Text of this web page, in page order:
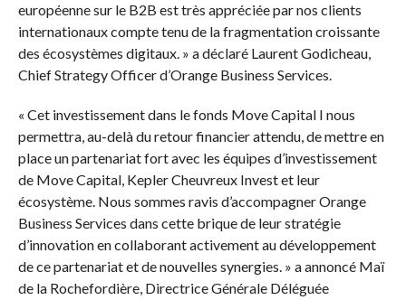
européenne sur le B2B est très appréciée par nos clients
internationaux compte tenu de la fragmentation croissante
des écosystèmes digitaux. » a déclaré Laurent Godicheau,
Chief Strategy Officer d’Orange Business Services.
« Cet investissement dans le fonds Move Capital I nous
permettra, au-delà du retour financier attendu, de mettre en
place un partenariat fort avec les équipes d’investissement
de Move Capital, Kepler Cheuvreux Invest et leur
écosystème. Nous sommes ravis d’accompagner Orange
Business Services dans cette brique de leur stratégie
d’innovation en collaborant activement au développement
de ce partenariat et de nouvelles synergies. » a annoncé Maï
de la Rochefordière, Directrice Générale Déléguée